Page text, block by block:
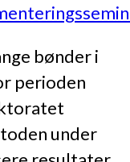
bønder i
perioden
under